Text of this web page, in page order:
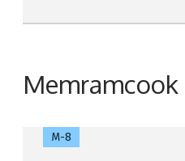
Memramcook
M-8